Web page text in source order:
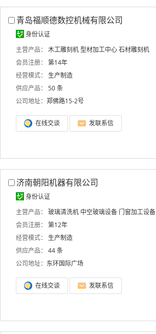
青岛福顺德数控机械有限公司
身份认证
主营产品：
木工雕刻机型材加工中心石材雕刻机
会员注册：
第14年
经营模式：
生产制造
供应产品：
50 条
公司地址： 郑佛路15-2号
在线交谈 发联系信
济南朝阳机器有限公司
身份认证
主营产品：
玻璃清洗机 中空玻璃设备 门窗加工设备
会员注册：
第12年
经营模式：
生产制造
供应产品：
44 条
公司地址： 东环国际广场
在线交谈 发联系信